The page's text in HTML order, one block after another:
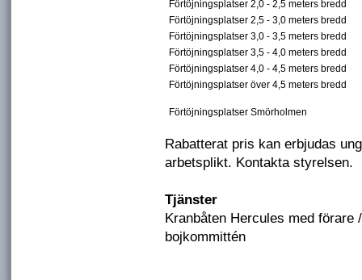
Förtöjningsplatser 2,0 - 2,5 meters bredd
Förtöjningsplatser 2,5 - 3,0 meters bredd
Förtöjningsplatser 3,0 - 3,5 meters bredd
Förtöjningsplatser 3,5 - 4,0 meters bredd
Förtöjningsplatser 4,0 - 4,5 meters bredd
Förtöjningsplatser över 4,5 meters bredd
Förtöjningsplatser Smörholmen
Rabatterat pris kan erbjudas
arbetsplikt. Kontakta styrelsen.
Tjänster
Kranbåten Hercules med
bojkommittén